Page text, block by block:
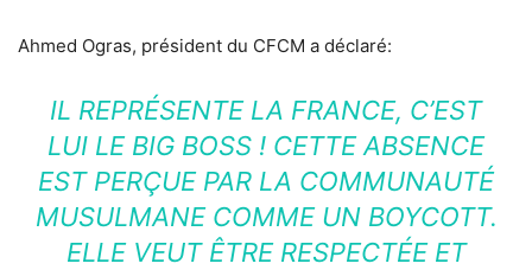
Ahmed Ogras, président du CFCM a déclaré:
IL REPRÉSENTE LA FRANCE, C’EST
LUI LE BIG BOSS ! CETTE ABSENCE
EST PERÇUE PAR LA COMMUNAUTÉ
MUSULMANE COMME UN BOYCOTT.
ELLE VEUT ÊTRE RESPECTÉE ET